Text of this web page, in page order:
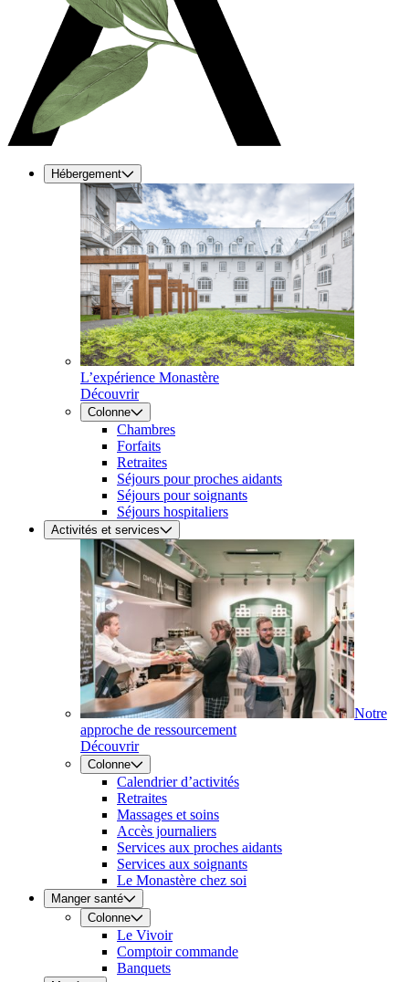
Hébergement
L’expérience Monastère
Découvrir
Colonne
Chambres
Forfaits
Retraites
Séjours pour proches aidants
Séjours pour soignants
Séjours hospitaliers
Activités et services
Notre
approche de ressourcement
Découvrir
Colonne
Calendrier d’activités
Retraites
Massages et soins
Accès journaliers
Services aux proches aidants
Services aux soignants
Le Monastère chez soi
Manger santé
Colonne
Le Vivoir
Comptoir commande
Banquets